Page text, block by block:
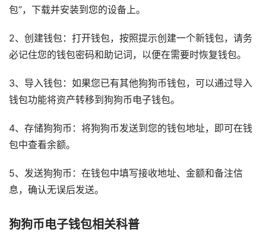
包”，下载并安装到您的设备上。
2、创建钱包：打开钱包，按照提示创建一个新钱包，请务
必记住您的钱包密码和助记词，以便在需要时恢复钱包。
3、导入钱包：如果您已有其他狗狗币钱包，可以通过导入
钱包功能将资产转移到狗狗币电子钱包。
4、存储狗狗币：将狗狗币发送到您的钱包地址，即可在钱
包中查看余额。
5、发送狗狗币：在钱包中填写接收地址、金额和备注信
息，确认无误后发送。
狗狗币电子钱包相关科普